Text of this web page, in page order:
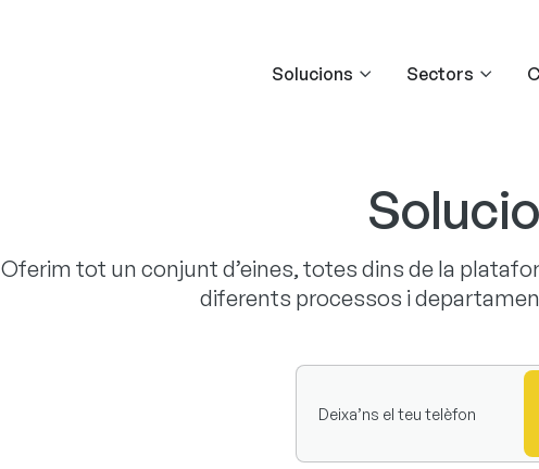
Solucions Sectors
Oferim tot un conjunt d’eines, totes dins de la
diferents processos i